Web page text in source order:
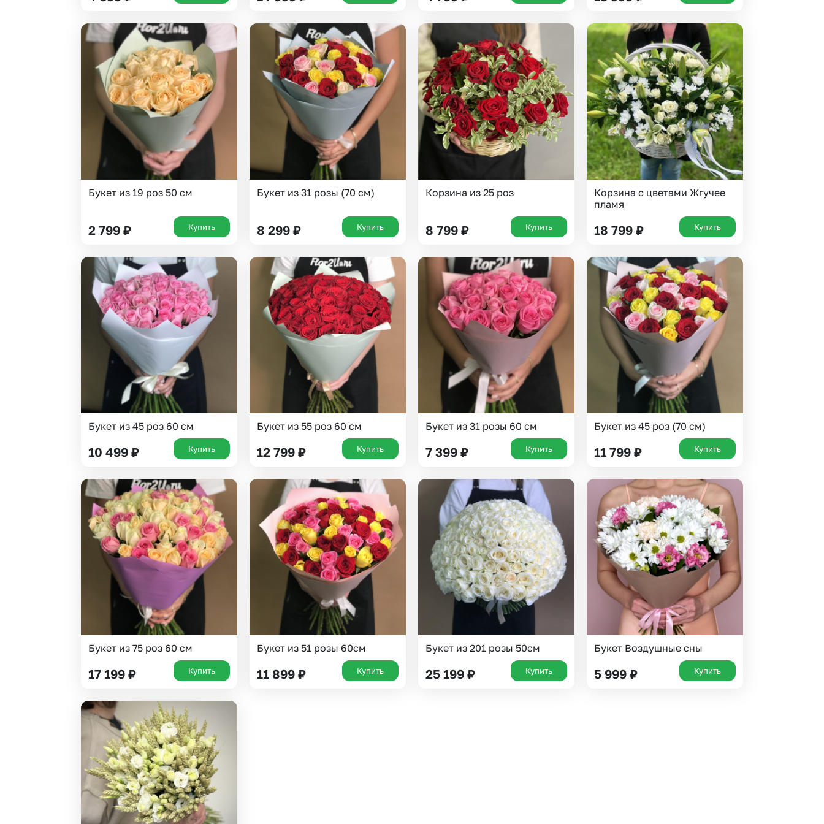
Челябинск
Екатеринбург
Новосибирск
Омск
Волгоград
Воронеж
Букет из 19 роз 50 см
2 799 ₽ Купить
Букет из 31 розы (70 см)
8 299 ₽ Купить
Корзина из 25 роз
8 799 ₽ Купить
Корзина с цветами Жгучее
пламя
18 799 ₽ Купить
Букет из 45 роз 60 см
10 499 ₽ Купить
Букет из 55 роз 60 см
12 799 ₽ Купить
Букет из 31 розы 60 см
7 399 ₽ Купить
Букет из 45 роз (70 см)
11 799 ₽ Купить
Букет из 75 роз 60 см
17 199 ₽ Купить
Букет из 51 розы 60см
11 899 ₽ Купить
Букет из 201 розы 50см
25 199 ₽ Купить
Букет Воздушные сны
5 999 ₽ Купить